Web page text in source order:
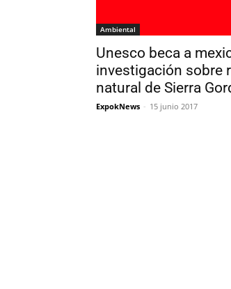
Ambiental
Unesco beca a
investigación sobre
natural de Sierra
ExpokNews - 15 junio 2017